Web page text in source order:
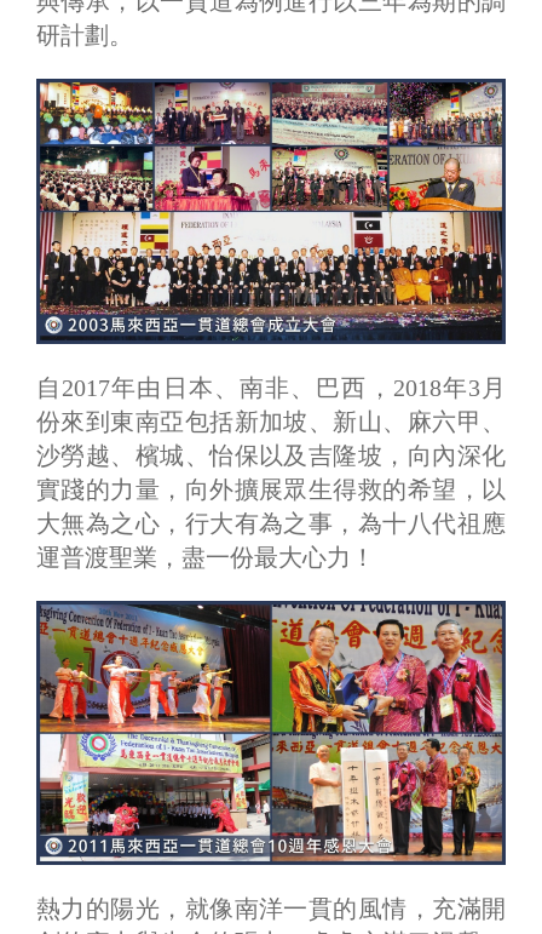
研計劃。
自2017年由日本、南非、巴西，2018年3月
份來到東南亞包括新加坡、新山、麻六甲、
沙勞越、檳城、怡保以及吉隆坡，向內深化
實踐的力量，向外擴展眾生得救的希望，以
大無為之心，行大有為之事，為十八代祖應
運普渡聖業，盡一份最大心力！
熱力的陽光，就像南洋一貫的風情，充滿開